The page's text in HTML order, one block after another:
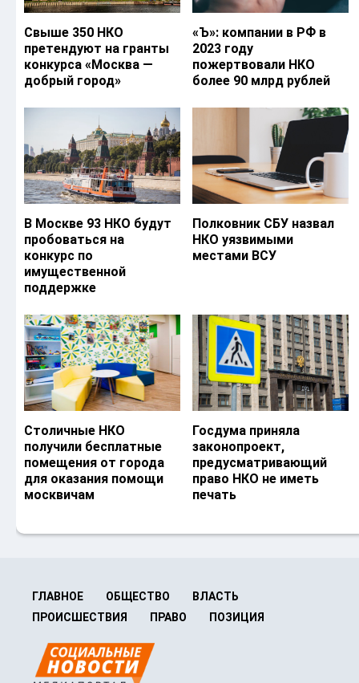
Свыше 350 НКО
претендуют на гранты
конкурса «Москва —
добрый город»
«Ъ‎»: компании в РФ в
2023 году
пожертвовали НКО
более 90 млрд рублей
В Москве 93 НКО будут
пробоваться на
конкурс по
имущественной
поддержке
Полковник СБУ назвал
НКО уязвимыми
местами ВСУ
Столичные НКО
получили бесплатные
помещения от города
для оказания помощи
москвичам
Госдума приняла
законопроект,
предусматривающий
право НКО не иметь
печать
ГЛАВНОЕ ОБЩЕСТВО
ВЛАСТЬ
ПРОИСШЕСТВИЯ
ПРАВО ПОЗИЦИЯ